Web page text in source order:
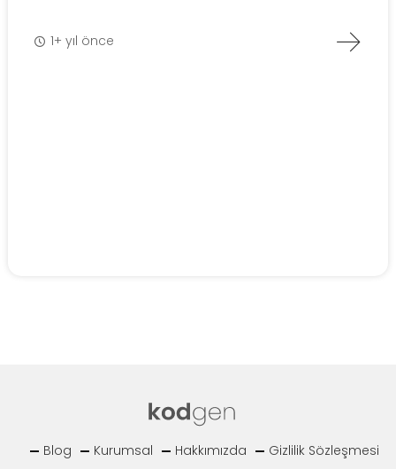
1+ yıl önce
Blog Kurumsal Hakkımızda Gizlilik Sözleşmesi